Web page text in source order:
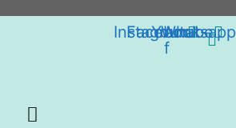
Instagram
Facebook-
f
Youtube
Whatsapp